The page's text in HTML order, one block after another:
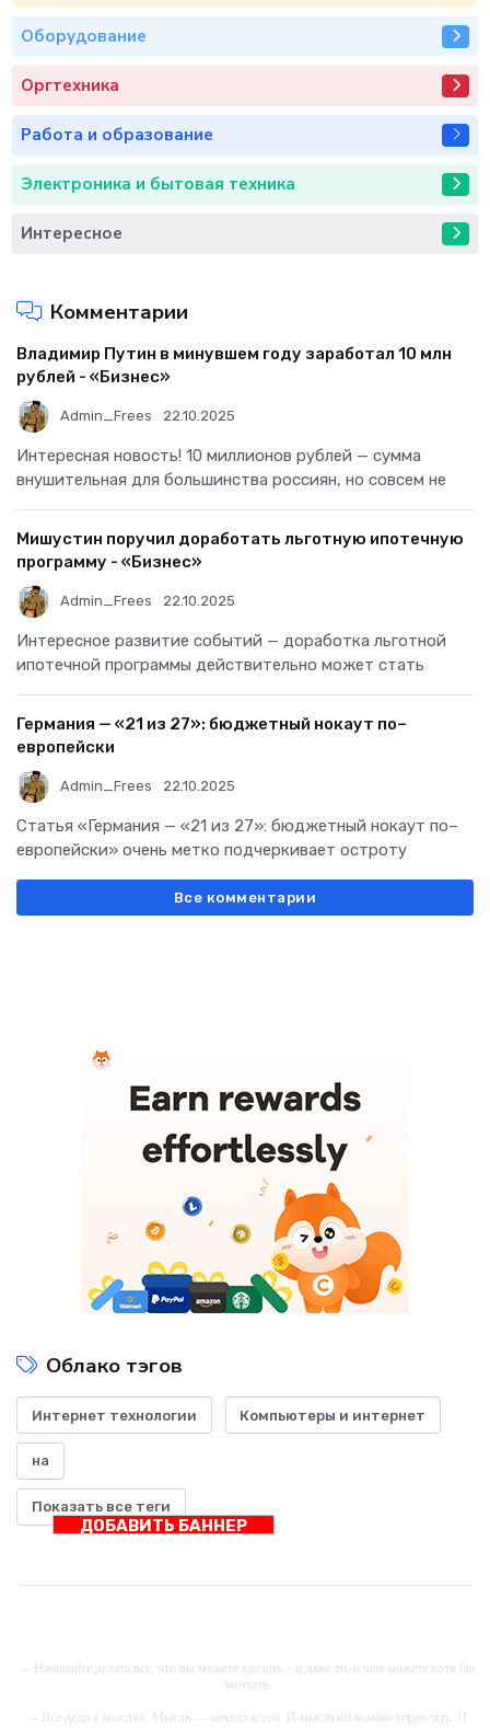
Оборудование
Оргтехника
Работа и образование
Электроника и бытовая техника
Интересное
Комментарии
Владимир Путин в минувшем году заработал 10 млн
рублей - «Бизнес»
Admin_Frees 22.10.2025
Интересная новость! 10 миллионов рублей — сумма
внушительная для большинства россиян, но совсем не
Мишустин поручил доработать льготную ипотечную
программу - «Бизнес»
Admin_Frees 22.10.2025
Интересное развитие событий — доработка льготной
ипотечной программы действительно может стать
Германия — «21 из 27»: бюджетный нокаут по–
европейски
Admin_Frees 22.10.2025
Статья «Германия — «21 из 27»: бюджетный нокаут по–
европейски» очень метко подчеркивает остроту
Все комментарии
Облако тэгов
Интернет технологии Компьютеры и интернет
на
Показать все теги
ДОБАВИТЬ БАННЕР
-- Начинайте делать все, что вы можете сделать – и даже то, о чем можете хотя бы
мечтать.
-- Все дело в мыслях. Мысль — начало всего. И мыслями можно управлять. И